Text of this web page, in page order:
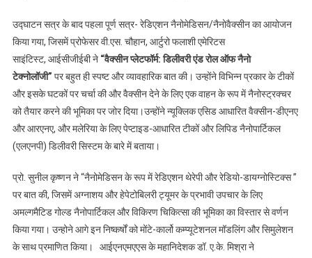
उद्घाटन सत्र के बाद पहला पूर्ण सत्र- रेडिएशन नैनोमेडिसन/नैनोवैक्सीन का आयोजन
किया गया, जिसमें प्रोफेसर वी.एस. चौहान, आर्टुरो फलाशी एमेरिटस
साइंटिस्ट, आईसीजीईबी ने “वैक्सीन प्लेटफॉर्म: डिलीवरी एंड रोल ऑफ नैनो
टेक्नोलॉजी” पर बहुत ही स्पष्ट और व्यावहारिक बात की। उन्होंने विभिन्न प्रकार के टीकों
और इसके घटकों पर चर्चा की और वैक्सीन देने के लिए एक वाहन के रूप में नैनोस्ट्रक्चर
को तैयार करने की भूमिका पर जोर दिया।उन्होंने न्यूक्लिक एसिड आधारित वैक्सीन-डीएनए
और आरएनए, और मलेरिया के लिए पेप्टाइड-आधारित टीकों और लिपिड नैनोपार्टिकल
(एलएनपी) डिलीवरी सिस्टम के बारे में बताया।
प्रो. सुनील कृष्णन ने “नैनोमेडिसन के रूप में रेडिएशन थेरेपी और रेडियो-डायग्नोस्टिक्स ”
पर बात की, जिसमें अग्नाशय और हेपेटोबिलरी ट्यूमर के प्रभावी उपचार के लिए
अमल्गमैटिड गोल्ड नैनोपार्टिकल और विकिरण चिकित्सा की भूमिका का विस्तार से वर्णन
किया गया। उन्होने आगे इन निष्कर्षों को मोंटे-कार्लो कम्प्यूटेशनल मॉडलिंग और सिमुलेशन
के साथ प्रमाणित किया। आईएनएमएएस के महानिदेशक डॉ. ए.के. मिश्रा ने